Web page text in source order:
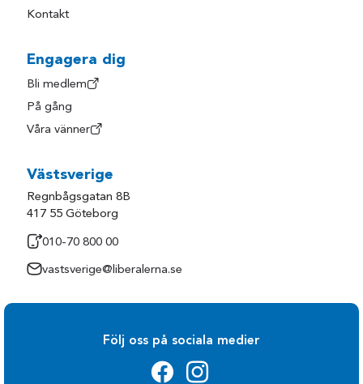
Kontakt
Engagera dig
Bli medlem
På gång
Våra vänner
Västsverige
Regnbågsgatan 8B
417 55 Göteborg
010-70 800 00
vastsverige@liberalerna.se
Följ oss på sociala medier